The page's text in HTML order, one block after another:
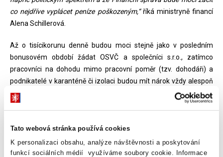
Tato webová stránka používá cookies
K personalizaci obsahu, analýze návštěvnosti a poskytování
funkcí sociálních médií využíváme soubory cookie. Informace
co nejdříve vyplácet peníze poškozeným,“říká ministryně financí
Alena Schillerová.
Až o tisícikorunu denně budou moci stejně jako v posledním
bonusovém období žádat OSVČ a společníci s.r.o., zatímco
pracovníci na dohodu mimo pracovní poměr (tzv. dohodáři) a
podnikatelé v karanténě či izolaci budou mít nárok vždy alespoň
na 500 Kč denně. Žádat bude možné nejprve o první bonusové
období, které je zákonem stanoveno od 22. listopadu do 31.
období od 1. do 31. ledna 2022 (tj. 31 dní). Další bonusová období
může v návaznosti na vývoj pandemické situace vyhlásit svým
nařízením vláda, a to vždy na jeden kalendářní měsíc nejpozději